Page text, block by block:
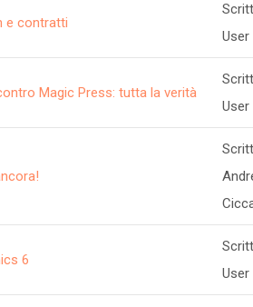
e contratti
User
Magic Press: tutta la verità
User
6
User